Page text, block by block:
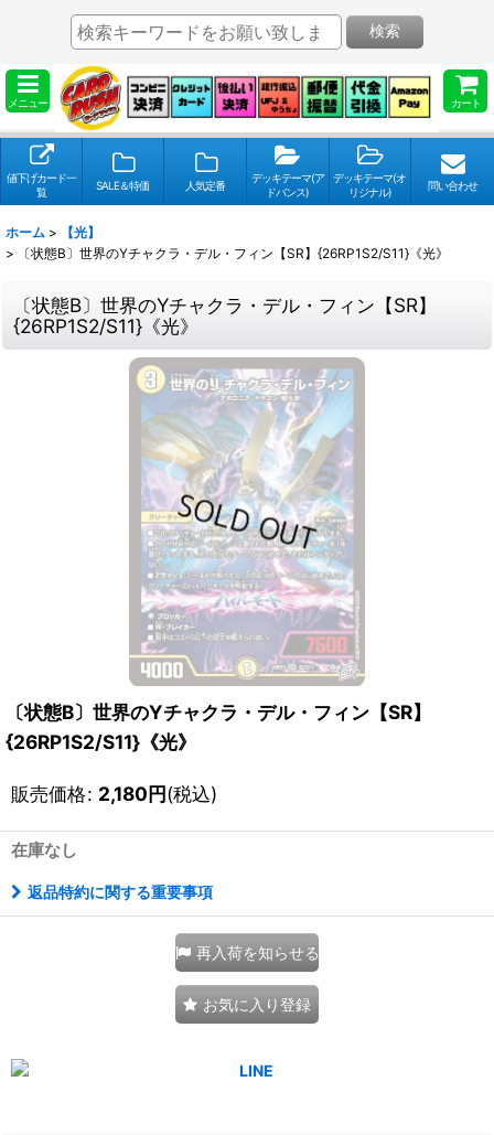
メニュー カート
検索
値下げカード一
覧
SALE＆特価 人気定番
デッキテーマ(ア
ドバンス)
デッキテーマ(オ
リジナル)
問い合わせ
ホーム >
【光】
>
〔状態B〕世界のYチャクラ・デル・フィン【SR】{26RP1S2/S11}《光》
〔状態B〕世界のYチャクラ・デル・フィン【SR】
{26RP1S2/S11}《光》
〔状態B〕世界のYチャクラ・デル・フィン【SR】
{26RP1S2/S11}《光》
販売価格: 2,180円(税込)
在庫なし
返品特約に関する重要事項
再入荷を知らせる
お気に入り登録